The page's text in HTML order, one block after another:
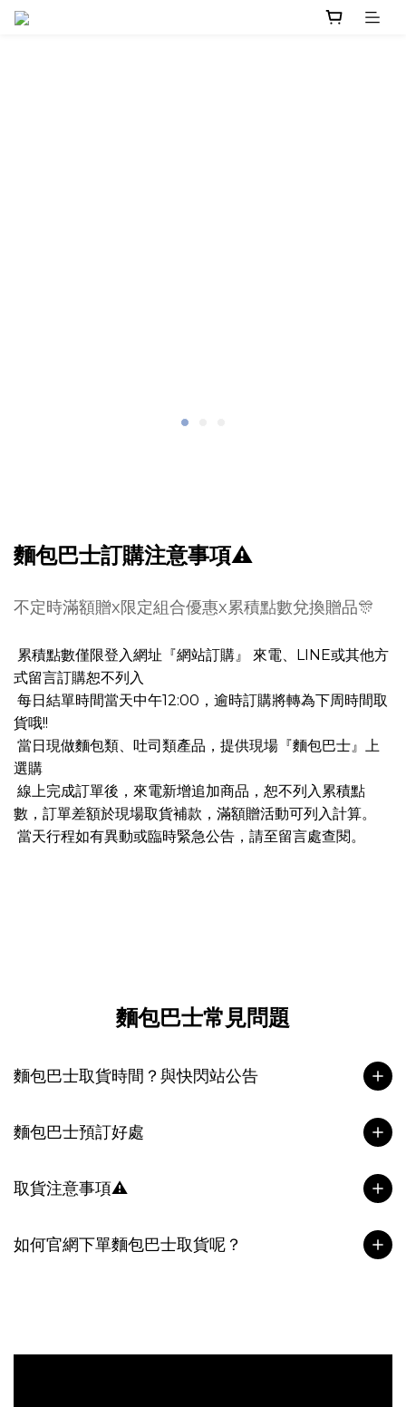
麵包巴士訂購注意事項⚠
不定時滿額贈x限定組合優惠x累積點數兌換贈品🎊
累積點數僅限登入網址『網站訂購』 來電、LINE或其他方
式留言訂購恕不列入
每日結單時間當天中午12:00，逾時訂購將轉為下周時間取
貨哦!!
當日現做麵包類、吐司類產品，提供現場『麵包巴士』上
選購
線上完成訂單後，來電新增追加商品，恕不列入累積點
數，訂單差額於現場取貨補款，滿額贈活動可列入計算。
當天行程如有異動或臨時緊急公告，請至留言處查閱。
麵包巴士常見問題
麵包巴士取貨時間？與快閃站公告
麵包巴士預訂好處
取貨注意事項⚠
如何官網下單麵包巴士取貨呢？